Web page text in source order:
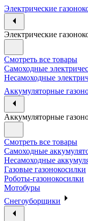
Электрические
Электрические
Смотреть все товары
Самоходные
Несамоходные
Аккумуляторные
Аккумуляторные
Смотреть все товары
Самоходные
Несамоходные
Газовые газонокосилки
Роботы-газонокосилки
Мотобуры
Снегоуборщики